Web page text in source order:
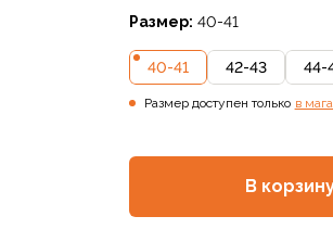
Размер: 40-41
40-41 42-43 44-
Размер доступен только в
В